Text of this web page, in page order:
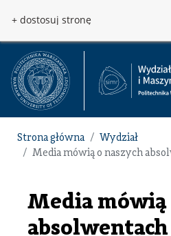
+ dostosuj stronę
Strona główna
Wydział
Media mówią o naszych
Media mówią
absolwentach